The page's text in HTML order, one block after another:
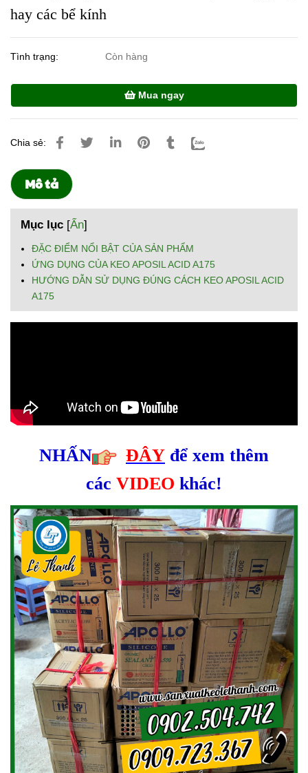
hay các bể kính
Tình trạng: Còn hàng
Mua ngay
Chia sẻ:
Mô tả
Mục lục [Ẩn]
ĐẶC ĐIỂM NỔI BẬT CỦA SẢN PHẨM
ỨNG DỤNG CỦA KEO APOSIL ACID A175
HƯỚNG DẪN SỬ DỤNG ĐÚNG CÁCH KEO APOSIL ACID
A175
NHẤN ĐÂY để xem thêm
các VIDEO khác!